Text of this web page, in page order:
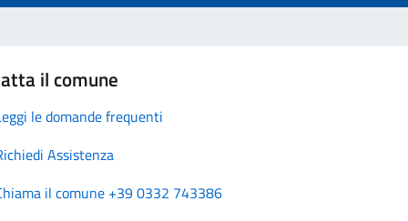
il comune
le domande frequenti
Assistenza
il comune +39 0332 743386